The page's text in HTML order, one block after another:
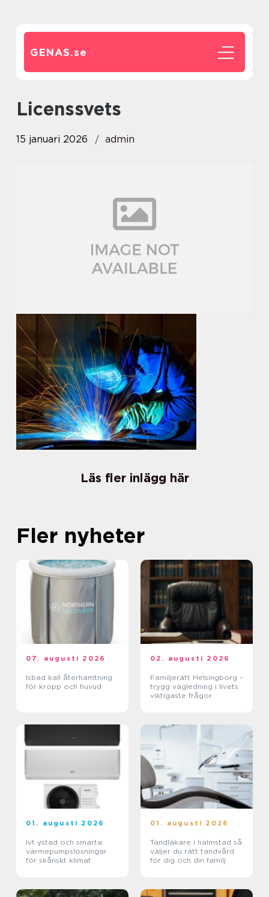
GENAS.se
Licenssvets
15 januari 2026 admin
Läs fler inlägg här
Fler nyheter
07. augusti 2026
Isbad kall återhämtning
för kropp och huvud
02. augusti 2026
Familjerätt Helsingborg –
trygg vägledning i livets
viktigaste frågor
01. augusti 2026
Ivt ystad och smarta
värmepumpslösningar
för skånskt klimat
01. augusti 2026
Tandläkare i halmstad så
väljer du rätt tandvård
för dig och din familj